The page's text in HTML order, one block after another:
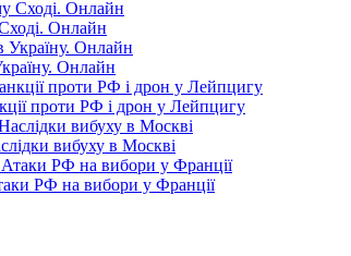
Онлайн
Онлайн
проти РФ і дрон у Лейпцигу
вибуху в Москві
РФ на вибори у Франції